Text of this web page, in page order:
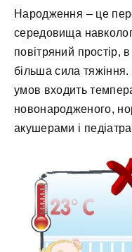
Народження – це
середовища
повітряний простір,
більша сила
умов входить
новонародженого,
акушерами і